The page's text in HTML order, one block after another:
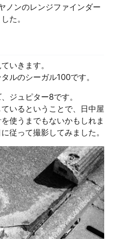
ノンのレンジファインダー
た。
いきます。
ルのシーガル100です。
ジュピター8です。
いるということで、日中屋
使うまでもないかもしれま
従って撮影してみました。